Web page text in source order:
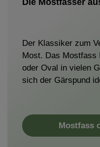
Der Klassiker zum
Most. Das Mostfass
oder Oval in vielen
sich der Gärspund
Mostfass